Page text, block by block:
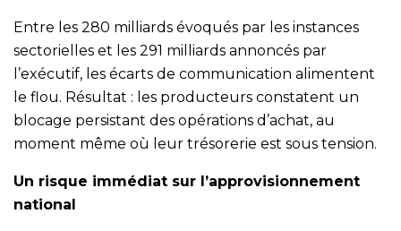
Entre les 280 milliards évoqués par les instances
sectorielles et les 291 milliards annoncés par
l’exécutif, les écarts de communication alimentent
le flou. Résultat : les producteurs constatent un
blocage persistant des opérations d’achat, au
moment même où leur trésorerie est sous tension.
Un risque immédiat sur l’approvisionnement
national